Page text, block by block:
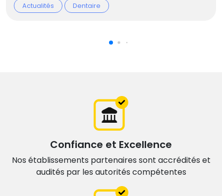
Actualités Dentaire
Confiance et Excellence
Nos établissements partenaires sont accrédités et
audités par les autorités compétentes